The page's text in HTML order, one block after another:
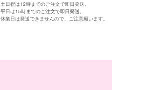
土日祝は12時までのご注文で即日発送。
平日は15時までのご注文で即日発送。
休業日は発送できませんので、ご注意願います。